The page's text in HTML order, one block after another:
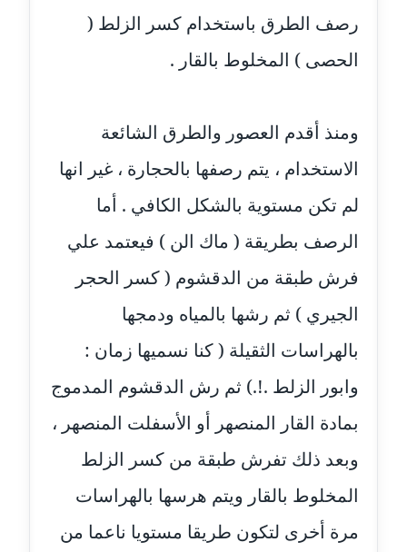
مدونة أماني بالحاج
معلق
عاملة
مدونة أماني عز الدين
عاملة
مدونة أمل الجزائرية
متوفي
مدونة أمل الخولي
عاملة
مدونة أمل درويش
مدونة أمل زيادة
عاملة
مدونة امل محمود
عاملة
رصف الطرق باستخدام كسر الزلط (
الحصى ) المخلوط بالقار .
ومنذ أقدم العصور والطرق الشائعة
الاستخدام ، يتم رصفها بالحجارة ، غير انها
لم تكن مستوية بالشكل الكافي . أما
الرصف بطريقة ( ماك الن ) فيعتمد علي
فرش طبقة من الدقشوم ( كسر الحجر
الجيري ) ثم رشها بالمياه ودمجها
بالهراسات الثقيلة ( كنا نسميها زمان :
وابور الزلط .!.) ثم رش الدقشوم المدموج
بمادة القار المنصهر أو الأسفلت المنصهر ،
وبعد ذلك تفرش طبقة من كسر الزلط
المخلوط بالقار ويتم هرسها بالهراسات
مرة أخرى لتكون طريقا مستويا ناعما من